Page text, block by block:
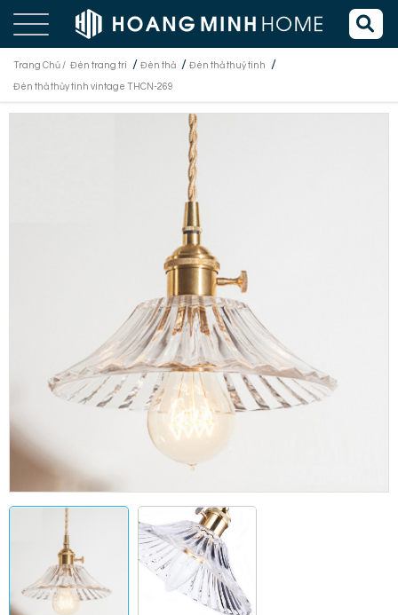
Trang Chủ / Đèn trang trí / Đèn thả / Đèn thả thuỷ tinh /
Đèn thả thủy tinh vintage THCN-269